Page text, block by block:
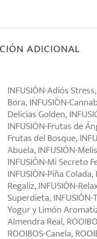
ADICIONAL
INFUSIÓN-Adiós
Bora, INFUSIÓN-
Delicias Golden,
INFUSIÓN-Frutas de
Frutas del Bosque,
Abuela, INFUSIÓN-
INFUSIÓN-Mi Secreto
INFUSIÓN-Piña Colada,
Regaliz, INFUSIÓN-
Superdieta,
Yogur y Limón
Almendra Real,
ROOIBOS-Canela,